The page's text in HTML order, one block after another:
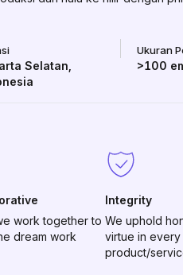
Selatan
Ukuran
>100
work together to
dream work
Integrity
We uphold
virtue in every
product/